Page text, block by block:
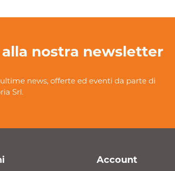
nostra newsletter
news, offerte ed eventi da parte di
Srl.
Account